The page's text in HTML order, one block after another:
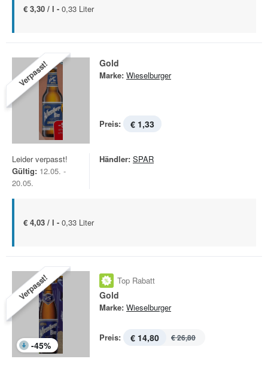
€ 3,30 / l - 0,33 Liter
Verpasst! Gold
Marke: Wieselburger
Preis: € 1,33
Leider verpasst!
Gültig: 12.05. -
20.05.
Händler: SPAR
€ 4,03 / l - 0,33 Liter
Verpasst!
-45%
Top Rabatt
Gold
Marke: Wieselburger
Preis: € 14,80 € 26,80